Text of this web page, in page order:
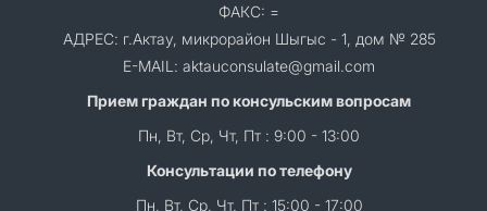
ФАКС: =
АДРЕС: г.Актау, микрорайон Шыгыс - 1, дом № 285
E-MAIL: aktauconsulate@gmail.com
Прием граждан по консульским вопросам
Пн, Вт, Ср, Чт, Пт : 9:00 - 13:00
Консультации по телефону
Пн, Вт, Ср, Чт, Пт : 15:00 - 17:00